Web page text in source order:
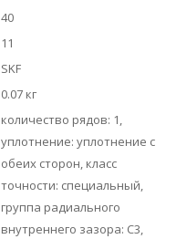
40
11
SKF
0.07 кг
количество рядов: 1,
уплотнение: уплотнение с
обеих сторон, класс
точности: специальный,
группа радиального
внутреннего зазора: C3,